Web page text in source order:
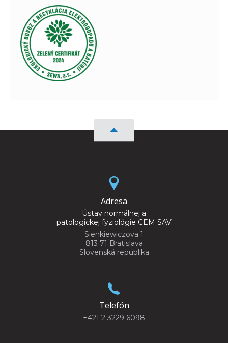
Adresa
Ústav normálnej a
patologickej fyziológie CEM SAV
Sienkiewiczova 1
813 71 Bratislava
Slovenská republika
Telefón
+421 2 3229 6098